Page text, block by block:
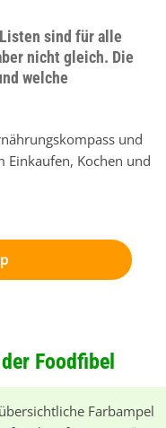
sind für alle
nicht gleich. Die
welche
und
Einkaufen, Kochen und
Foodfibel
Farbampel